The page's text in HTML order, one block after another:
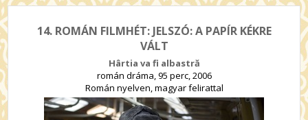
14. ROMÁN FILMHÉT: JELSZÓ: A PAPÍR KÉKRE
VÁLT
Hârtia va fi albastră
román dráma, 95 perc, 2006
Román nyelven, magyar felirattal